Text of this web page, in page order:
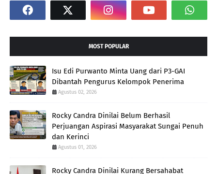
MOST POPULAR
Isu Edi Purwanto Minta Uang dari P3-GAI
Dibantah Pengurus Kelompok Penerima
Agustus 02, 2026
Rocky Candra Dinilai Belum Berhasil
Perjuangan Aspirasi Masyarakat Sungai Penuh
dan Kerinci
Agustus 01, 2026
Rocky Candra Dinilai Kurang Bersahabat